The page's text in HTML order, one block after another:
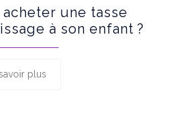
une tasse
à son enfant ?
plus